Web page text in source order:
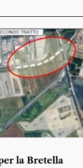
la Bretella